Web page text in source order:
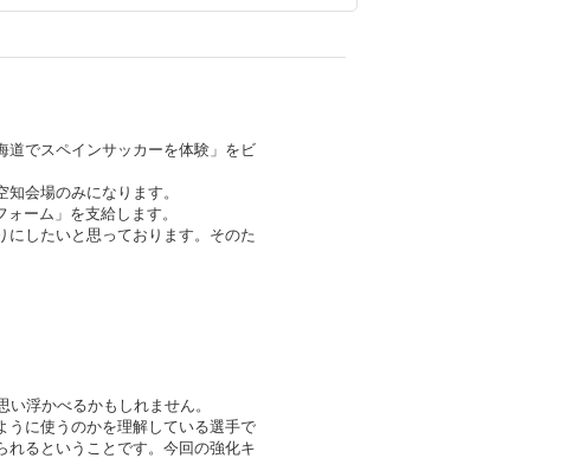
道でスペインサッカーを体験」をビ
会場のみになります。
ーム」を支給します。
したいと思っております。そのた
浮かべるかもしれません。
うに使うのかを理解している選手で
れるということです。今回の強化キ